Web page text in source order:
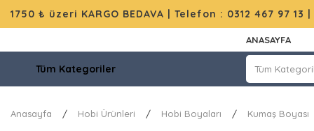
1750 ₺ üzeri KARGO BEDAVA | Telefon : 0312 467 97 13 |
ANASAYFA
Tüm Kategoriler
Anasayfa Hobi Ürünleri Hobi Boyaları Kumaş Boyası